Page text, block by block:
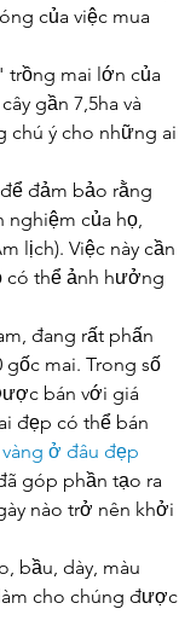
của việc mua
trồng mai lớn của
gần 7,5ha và
chú ý cho những ai
đảm bảo rằng
của họ,
lịch). Việc này cần
có thể ảnh hưởng
đang rất phấn
mai. Trong số
bán với giá
đẹp có thể bán
ở đâu đẹp
góp phần tạo ra
nào trở nên khởi
bầu, dày, màu
cho chúng được